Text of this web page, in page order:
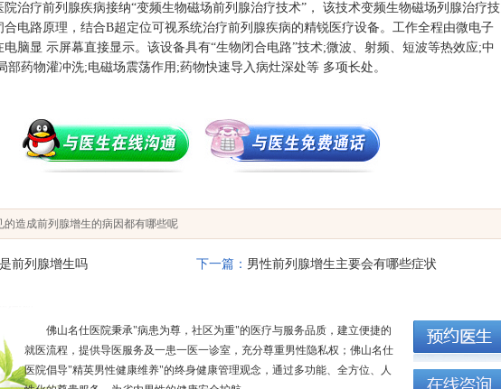
院治疗前列腺疾病接纳“变频生物磁场前列腺治疗技术”， 该技术变频生物磁场列腺治疗技
合电路原理，结合B超定位可视系统治疗前列腺疾病的精锐医疗设备。工作全程由微电子
电脑显 示屏幕直接显示。该设备具有“生物闭合电路”技术;微波、射频、短波等热效应;中
部药物灌冲洗;电磁场震荡作用;药物快速导入病灶深处等 多项长处。
的造成前列腺增生的病因都有哪些呢
前列腺增生吗 下一篇： 男性前列腺增生主要会有哪些症状
佛山名仕医院秉承"病患为尊，社区为重"的医疗与服务品质，建立便捷的
就医流程，提供导医服务及一患一医一诊室，充分尊重男性隐私权；佛山名仕
医院倡导"精英男性健康维养"的终身健康管理观念，通过多功能、全方位、人